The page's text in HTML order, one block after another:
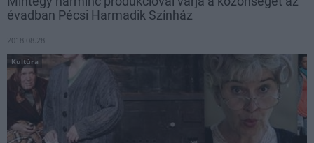
évadban Pécsi Harmadik Színház
2018.08.28
Kultúra